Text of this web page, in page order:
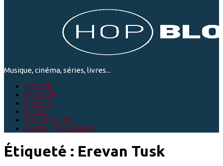
Musique, cinéma, séries, livres...
ACCUEIL
MUSIQUE
CINEMA
SÉRIES
ROMANS & BD
RADIO - TELEVISION
Étiqueté : Erevan Tusk